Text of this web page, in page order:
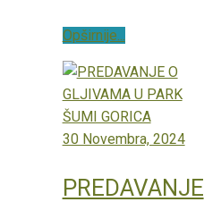
Opširnije...
30 Novembra, 2024
PREDAVANJE